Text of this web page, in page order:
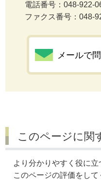
電話番号：048-922-
ファクス番号：048-
メールで
このページに関
より分かりやすく役に立
このページの評価をして